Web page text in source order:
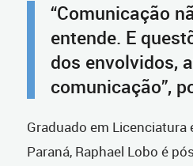
“Comunicação
entende. E
dos envolvidos,
comunicação”,
Graduado em Licenciatura
Paraná, Raphael Lobo é